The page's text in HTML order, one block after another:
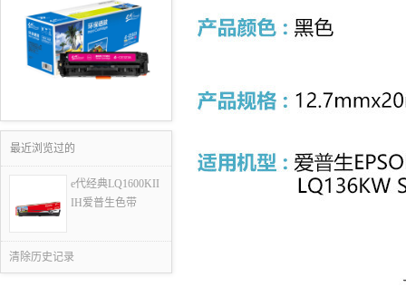
最近浏览过的
e代经典LQ1600KII
IH爱普生色带
清除历史记录